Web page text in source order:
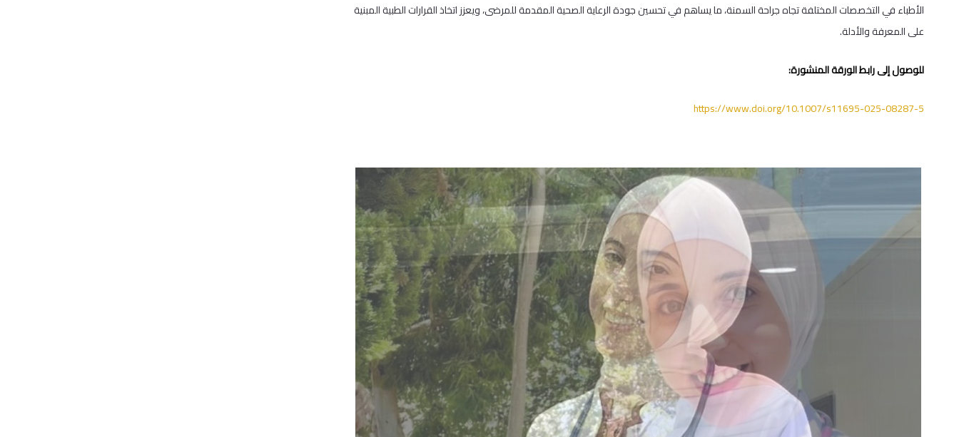
الأطباء في التخصصات المختلفة تجاه جراحة السمنة، ما يساهم في تحسين جودة الرعاية الصحية المقدمة للمرضى، ويعزز اتخاذ القرارات الطبية المبنية
على المعرفة والأدلة.
للوصول إلى رابط الورقة المنشورة:
https://www.doi.org/10.1007/s11695-025-08287-5